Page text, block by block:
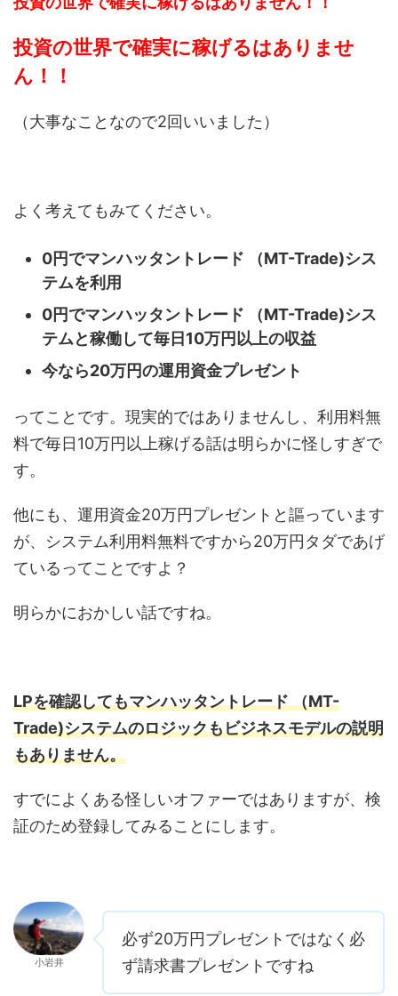
投資の世界で確実に稼げるはありませ
ん！！
（大事なことなので2回いいました）
よく考えてもみてください。
0円でマンハッタントレード （MT-Trade)シス
テムを利用
0円でマンハッタントレード （MT-Trade)シス
テムと稼働して毎日10万円以上の収益
今なら20万円の運用資金プレゼント
ってことです。現実的ではありませんし、利用料無
料で毎日10万円以上稼げる話は明らかに怪しすぎで
す。
他にも、運用資金20万円プレゼントと謳っています
が、システム利用料無料ですから20万円タダであげ
ているってことですよ？
明らかにおかしい話ですね。
LPを確認してもマンハッタントレード （MT-
Trade)システムのロジックもビジネスモデルの説明
もありません。
すでによくある怪しいオファーではありますが、検
証のため登録してみることにします。
小岩井
必ず20万円プレゼントではなく必
ず請求書プレゼントですね